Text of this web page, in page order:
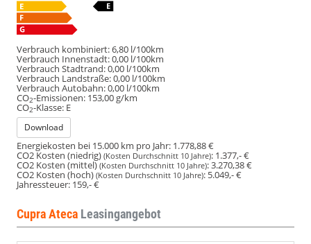
Verbrauch kombiniert:6,80 l/100km
Verbrauch Innenstadt:0,00 l/100km
Verbrauch Stadtrand:0,00 l/100km
Verbrauch Landstraße:0,00 l/100km
Verbrauch Autobahn:0,00 l/100km
CO2-Emissionen: 153,00 g/km
CO2-Klasse: E
Download
Energiekosten bei 15.000 km pro Jahr: 1.778,88 €
CO2 Kosten (niedrig) (Kosten Durchschnitt 10 Jahre): 1.377,- €
CO2 Kosten (mittel)(Kosten Durchschnitt 10 Jahre):3.270,38 €
CO2 Kosten (hoch) (Kosten Durchschnitt 10 Jahre): 5.049,- €
Jahressteuer: 159,- €
Cupra Ateca Leasingangebot